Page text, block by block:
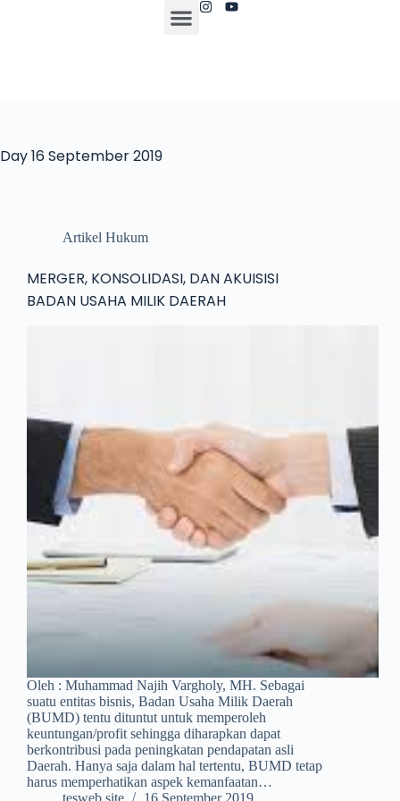
Day16 September 2019
Artikel Hukum
MERGER, KONSOLIDASI, DAN AKUISISI
BADAN USAHA MILIK DAERAH
Oleh : Muhammad Najih Vargholy, MH. Sebagai
suatu entitas bisnis, Badan Usaha Milik Daerah
(BUMD) tentu dituntut untuk memperoleh
keuntungan/profit sehingga diharapkan dapat
berkontribusi pada peningkatan pendapatan asli
Daerah. Hanya saja dalam hal tertentu, BUMD tetap
harus memperhatikan aspek kemanfaatan…